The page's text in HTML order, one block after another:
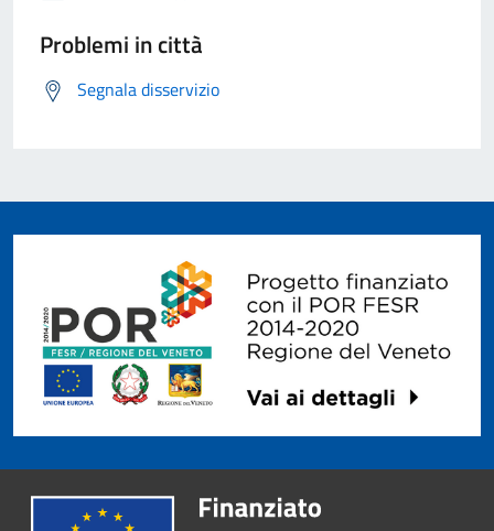
Problemi in città
Segnala disservizio